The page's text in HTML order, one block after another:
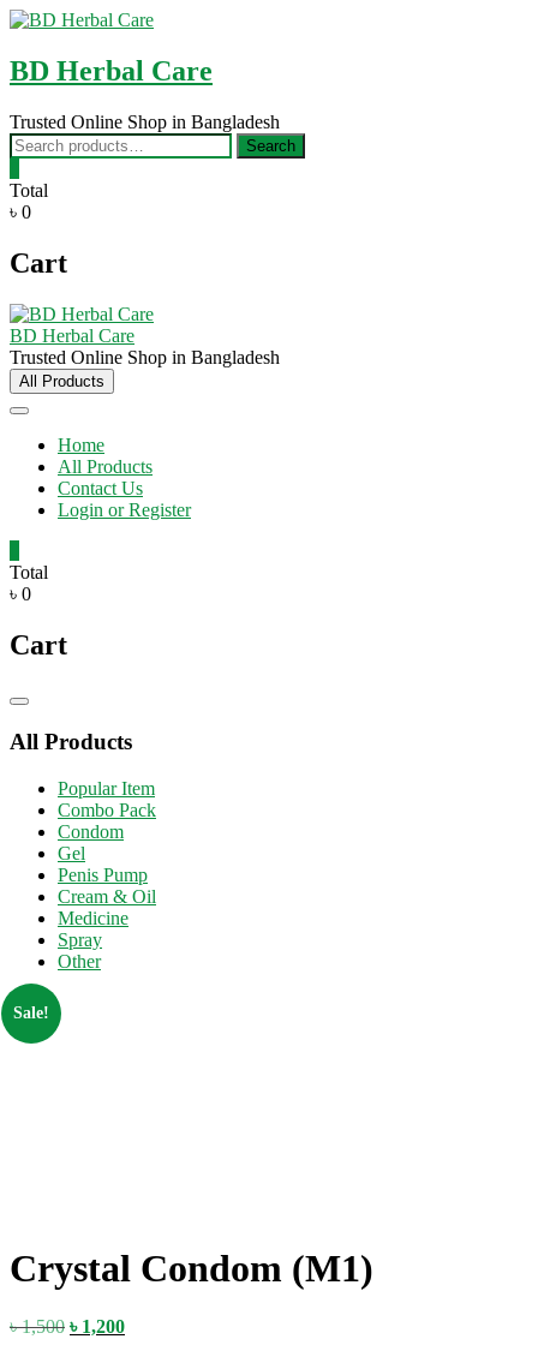
Skip
content
BD Herbal Care
Trusted Online Shop in Bangladesh
Search
for:
Search
Total
৳ 0
Cart
BD Herbal Care
Trusted Online Shop in Bangladesh
All Products
Home
All Products
Contact Us
Login or Register
Total
৳ 0
Cart
Catalog
All Products
Popular Item
Combo Pack
Condom
Gel
Penis Pump
Cream & Oil
Medicine
Spray
Other
Sale!
Crystal Condom (M1)
৳1,500 Original
৳ 1,200Current